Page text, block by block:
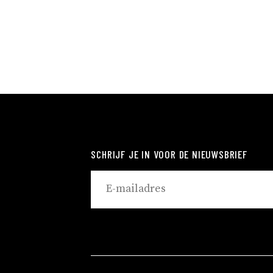
SCHRIJF JE IN VOOR DE NIEUWSBRIEF